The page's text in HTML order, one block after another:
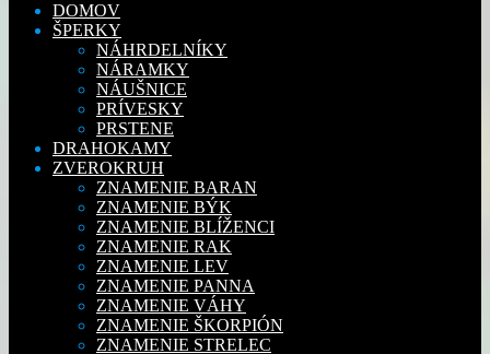
DOMOV
ŠPERKY
NÁHRDELNÍKY
NÁRAMKY
NÁUŠNICE
PRÍVESKY
PRSTENE
DRAHOKAMY
ZVEROKRUH
ZNAMENIE BARAN
ZNAMENIE BÝK
ZNAMENIE BLÍŽENCI
ZNAMENIE RAK
ZNAMENIE LEV
ZNAMENIE PANNA
ZNAMENIE VÁHY
ZNAMENIE ŠKORPIÓN
ZNAMENIE STRELEC